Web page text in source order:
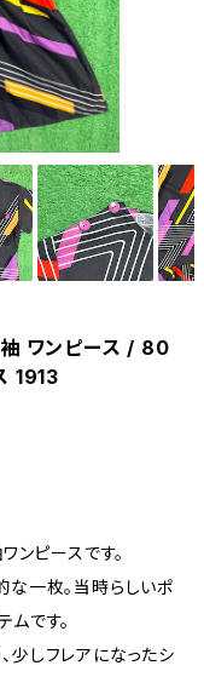
ワンピース / 80
1913
ピースです。
一枚。当時らしいポ
です。
少しフレアになったシ